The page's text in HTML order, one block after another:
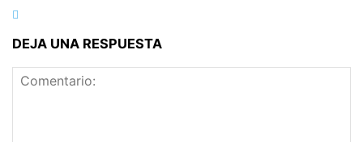
DEJA UNA RESPUESTA